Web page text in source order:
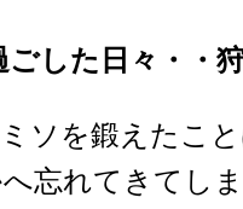
ごした日々・・
ソを鍛えたこ
忘れてきてし